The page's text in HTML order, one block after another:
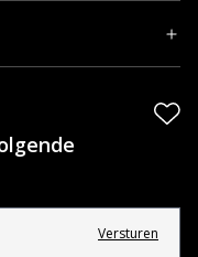
Versturen